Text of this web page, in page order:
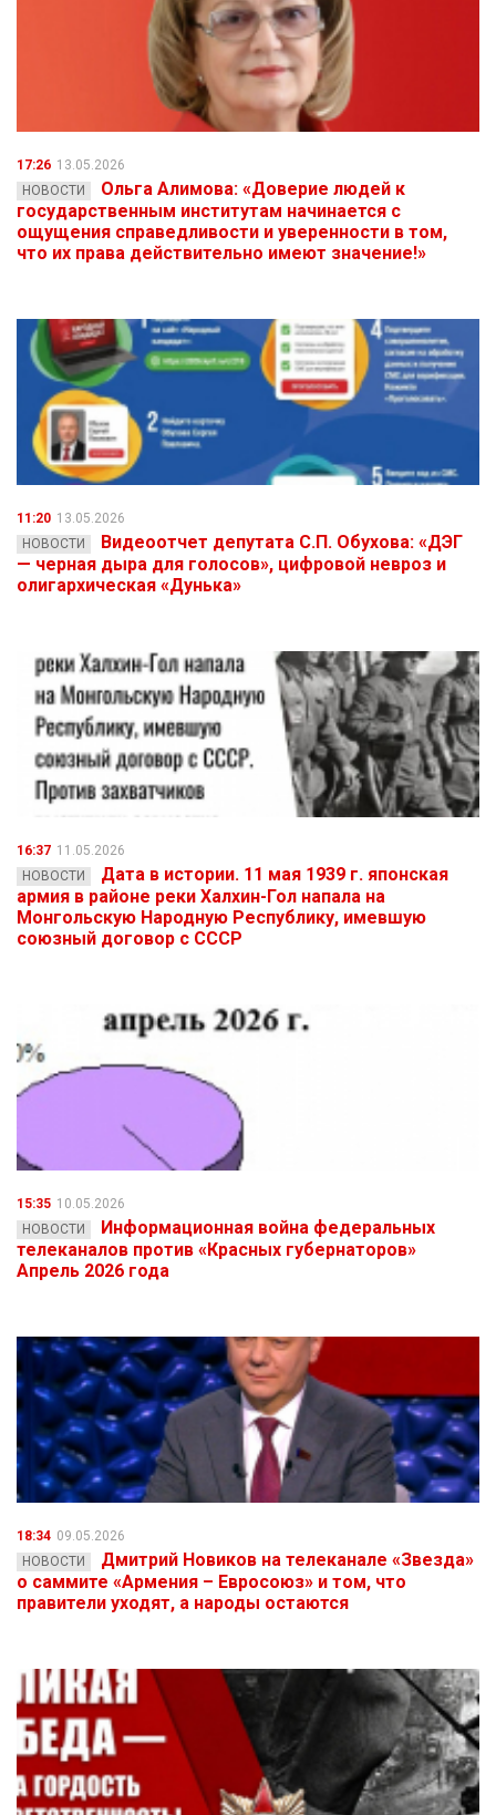
17:26 13.05.2026
НОВОСТИ
Ольга Алимова: «Доверие людей к
государственным институтам начинается с
ощущения справедливости и уверенности в том,
что их права действительно имеют значение!»
11:20 13.05.2026
НОВОСТИ
Видеоотчет депутата С.П. Обухова: «ДЭГ
— черная дыра для голосов», цифровой невроз и
олигархическая «Дунька»
16:37 11.05.2026
НОВОСТИ
Дата в истории. 11 мая 1939 г. японская
армия в районе реки Халхин-Гол напала на
Монгольскую Народную Республику, имевшую
союзный договор с СССР
15:35 10.05.2026
НОВОСТИ
Информационная война федеральных
телеканалов против «Красных губернаторов»
Апрель 2026 года
18:34 09.05.2026
НОВОСТИ
Дмитрий Новиков на телеканале «Звезда»
о саммите «Армения – Евросоюз» и том, что
правители уходят, а народы остаются